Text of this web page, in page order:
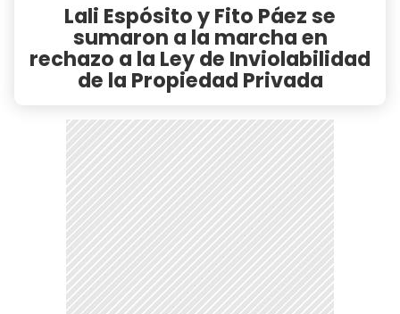
Lali Espósito y Fito Páez se
sumaron a la marcha en
rechazo a la Ley de Inviolabilidad
de la Propiedad Privada